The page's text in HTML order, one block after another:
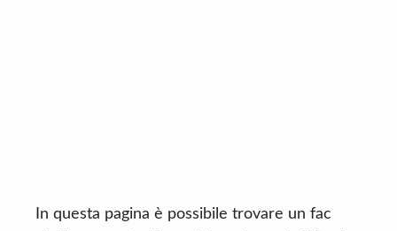
In questa pagina è possibile trovare un fac